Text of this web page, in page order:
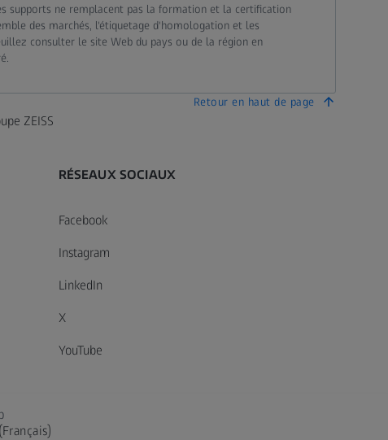
supports ne remplacent pas la formation et la certification
des marchés, l'étiquetage d'homologation et les
consulter le site Web du pays ou de la région en
Retour en haut de page
ZEISS
RÉSEAUX SOCIAUX
Facebook
Instagram
LinkedIn
X
YouTube